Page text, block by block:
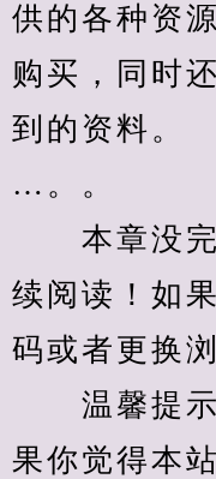
供的各种资
购买，同时
到的资料。
…。。
本章没完
续阅读！如
码或者更换
温馨提示
果你觉得本